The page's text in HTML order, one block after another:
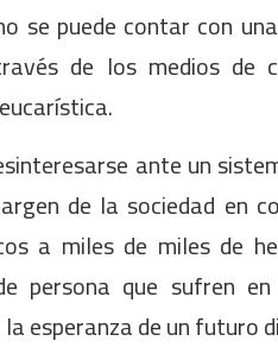
se puede contar con
de los medios de
ante un
de la sociedad en
a miles de miles de
persona que sufren
esperanza de un futuro